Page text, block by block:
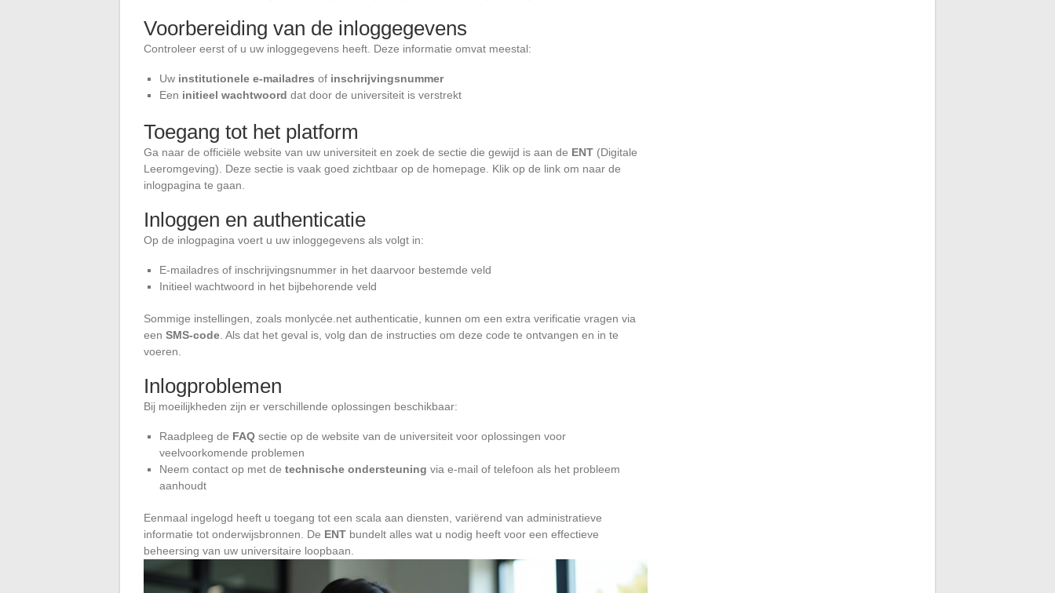
Voorbereiding van de inloggegevens
Controleer eerst of u uw inloggegevens heeft. Deze informatie omvat meestal:
Uw institutionele e-mailadres of inschrijvingsnummer
Een initieel wachtwoord dat door de universiteit is verstrekt
Toegang tot het platform
Ga naar de officiële website van uw universiteit en zoek de sectie die gewijd is aan de ENT (Digitale
Leeromgeving). Deze sectie is vaak goed zichtbaar op de homepage. Klik op de link om naar de
inlogpagina te gaan.
Inloggen en authenticatie
Op de inlogpagina voert u uw inloggegevens als volgt in:
E-mailadres of inschrijvingsnummer in het daarvoor bestemde veld
Initieel wachtwoord in het bijbehorende veld
Sommige instellingen, zoals monlycée.net authenticatie, kunnen om een extra verificatie vragen via
een SMS-code . Als dat het geval is, volg dan de instructies om deze code te ontvangen en in te
voeren.
Inlogproblemen
Bij moeilijkheden zijn er verschillende oplossingen beschikbaar:
Raadpleeg de FAQ sectie op de website van de universiteit voor oplossingen voor
veelvoorkomende problemen
Neem contact op met de technische ondersteuning via e-mail of telefoon als het probleem
aanhoudt
Eenmaal ingelogd heeft u toegang tot een scala aan diensten, variërend van administratieve
informatie tot onderwijsbronnen. De ENT bundelt alles wat u nodig heeft voor een effectieve
beheersing van uw universitaire loopbaan.